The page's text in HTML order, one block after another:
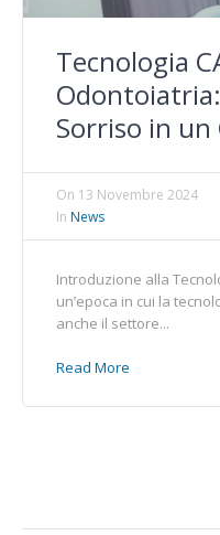
Tecnologia
Sorriso in un
On 13 Novembre 2024
In News
Introduzione alla
un’epoca in cui la
anche il settore...
Read More